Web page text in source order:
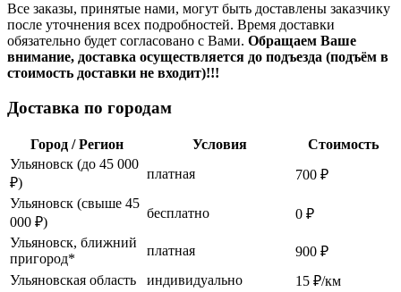
Все заказы, принятые нами, могут быть доставлены заказчику
после уточнения всех подробностей. Время доставки
обязательно будет согласовано с Вами. Обращаем Ваше
внимание, доставка осуществляется до подъезда (подъём в
стоимость доставки не входит)!!!
Доставка по городам
Город / Регион Условия
Стоимость
Ульяновск (до 45 000
₽)
платная
700 ₽
Ульяновск (свыше 45
000 ₽)
бесплатно
0 ₽
Ульяновск, ближний
пригород*
платная
900 ₽
Ульяновская область
индивидуально
15 ₽/км